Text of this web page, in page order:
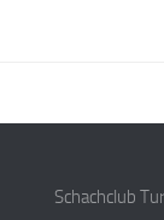
Schachclub